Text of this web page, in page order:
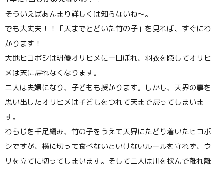
そういえばあんまり詳しくは知らないね〜。
でも大丈夫！！「天までとどいた竹の子」を見れば、すぐにわ
かります！
大地ヒコボシは明優オリヒメに一目ぼれ、羽衣を隠してオリヒ
メは天に帰れなくなります。
二人は夫婦になり、子どもも授かります。しかし、天界の事を
思い出したオリヒメは子どもをつれて天まで帰ってしまいま
す。
わらじを千足編み、竹の子をうえて天界にたどり着いたヒコボ
シですが、横に切って食べないといけないルールを守れず、ウ
リを立てに切ってしまいます。そして二人は川を挟んで離れ離